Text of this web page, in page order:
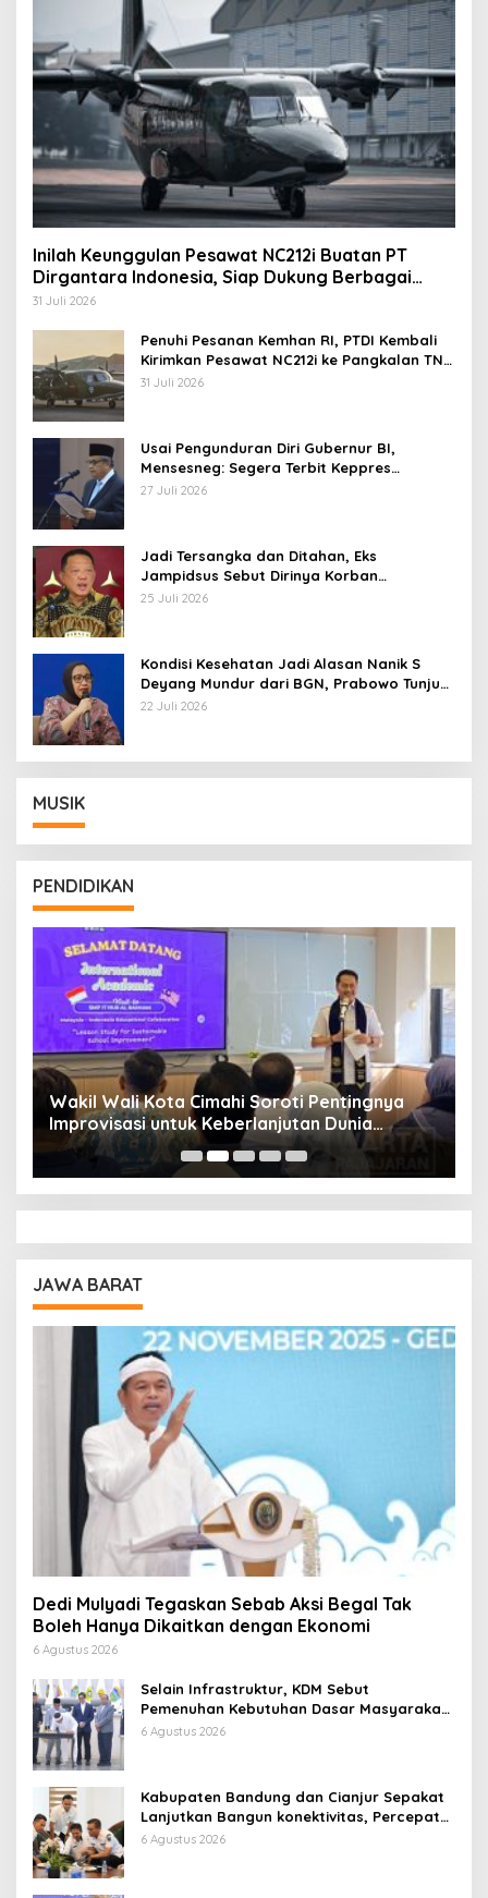
Inilah Keunggulan Pesawat NC212i Buatan PT
Dirgantara Indonesia, Siap Dukung Berbagai
Operasi TNI
31 Juli 2026
Penuhi Pesanan Kemhan RI, PTDI Kembali
Kirimkan Pesawat NC212i ke Pangkalan TNI
AU
31 Juli 2026
Usai Pengunduran Diri Gubernur BI,
Mensesneg: Segera Terbit Keppres
Pemberhentian dengan Hormat
27 Juli 2026
Jadi Tersangka dan Ditahan, Eks
Jampidsus Sebut Dirinya Korban
Kriminalisasi
25 Juli 2026
Kondisi Kesehatan Jadi Alasan Nanik S
Deyang Mundur dari BGN, Prabowo Tunjuk
Wamentan Sudaryono
22 Juli 2026
MUSIK
PENDIDIKAN
Wakil Wali Kota Cimahi Soroti Pentingnya
Improvisasi untuk Keberlanjutan Dunia
Pendidikan
JAWA BARAT
Dedi Mulyadi Tegaskan Sebab Aksi Begal Tak
Boleh Hanya Dikaitkan dengan Ekonomi
6 Agustus 2026
Selain Infrastruktur, KDM Sebut
Pemenuhan Kebutuhan Dasar Masyarakat
Jadi Fokus APBD Jabar 2027
6 Agustus 2026
Kabupaten Bandung dan Cianjur Sepakat
Lanjutkan Bangun konektivitas, Percepat
Pertumbuhan Ekonomi Daerah
6 Agustus 2026